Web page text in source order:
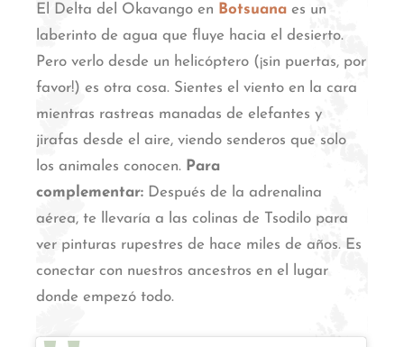
El Delta del Okavango en Botsuana es un
laberinto de agua que fluye hacia el desierto.
Pero verlo desde un helicóptero (¡sin puertas, por
favor!) es otra cosa. Sientes el viento en la cara
mientras rastreas manadas de elefantes y
jirafas desde el aire, viendo senderos que solo
los animales conocen. Para
complementar: Después de la adrenalina
aérea, te llevaría a las colinas de Tsodilo para
ver pinturas rupestres de hace miles de años. Es
conectar con nuestros ancestros en el lugar
donde empezó todo.